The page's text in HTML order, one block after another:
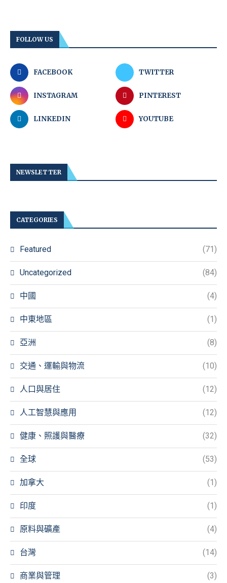
FOLLOW US
FACEBOOK TWITTER
INSTAGRAM PINTEREST
LINKEDIN YOUTUBE
NEWSLETTER
CATEGORIES
Featured (71)
Uncategorized (84)
中國 (4)
中東地區 (1)
亞洲 (8)
交通、運輸與物流 (10)
人口與居住 (12)
人工智慧與應用 (12)
健康、照護與醫療 (32)
全球 (53)
加拿大 (1)
印度 (1)
原料與礦產 (4)
台灣 (14)
商業與管理 (3)